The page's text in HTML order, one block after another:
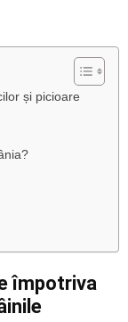
și picioare
împotriva